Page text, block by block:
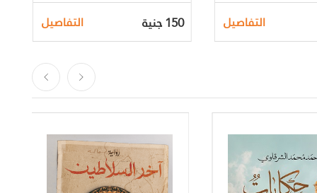
التفاصيل 150 جنية التفاصيل